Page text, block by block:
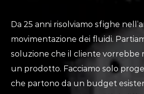
Design
Da 25 anni risolviamo sfighe
movimentazione dei fluidi.
soluzione che il cliente vorrebbe
un prodotto. Facciamo solo
che partono da un budget